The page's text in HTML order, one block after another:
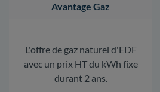
Avantage Gaz
L'offre de gaz naturel d'EDF
avec un prix HT du kWh fixe
durant 2 ans.